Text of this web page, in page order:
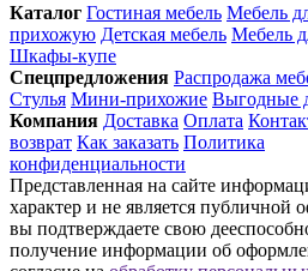
Каталог Гостиная мебель Мебель
прихожую Детская мебель Мебель
Шкафы-купе
Спец­предложения Распродажа
Стулья Мини-прихожие Выгодные
Компания Доставка Оплата
возврат Как заказать Политика
конфиденциальности
Представленная на сайте
характер и не является публичной
вы подтверждаете свою
получение информации об